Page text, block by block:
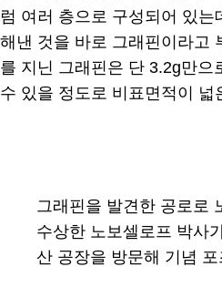
럼 여러 층으로 구성되어 있는
해낸 것을 바로 그래핀이라고
를 지닌 그래핀은 단 3.2g만으
수 있을 정도로 비표면적이 넓
그래핀을 발견한 공로로
수상한 노보셀로프 박사
산 공장을 방문해 기념